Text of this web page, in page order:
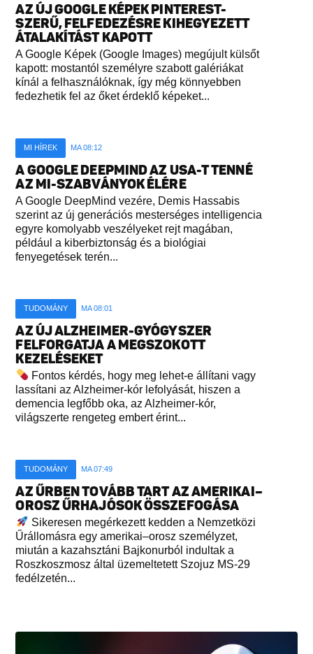
AZ ÚJ GOOGLE KÉPEK PINTEREST-
SZERŰ, FELFEDEZÉSRE KIHEGYEZETT
ÁTALAKÍTÁST KAPOTT
A Google Képek (Google Images) megújult külsőt
kapott: mostantól személyre szabott galériákat
kínál a felhasználóknak, így még könnyebben
fedezhetik fel az őket érdeklő képeket...
MI HÍREK MA 08:12
A GOOGLE DEEPMIND AZ USA-T TENNÉ
AZ MI-SZABVÁNYOK ÉLÉRE
A Google DeepMind vezére, Demis Hassabis
szerint az új generációs mesterséges intelligencia
egyre komolyabb veszélyeket rejt magában,
például a kiberbiztonság és a biológiai
fenyegetések terén...
TUDOMÁNY MA 08:01
AZ ÚJ ALZHEIMER-GYÓGYSZER
FELFORGATJA A MEGSZOKOTT
KEZELÉSEKET
Fontos kérdés, hogy meg lehet-e állítani vagy
lassítani az Alzheimer-kór lefolyását, hiszen a
demencia legfőbb oka, az Alzheimer-kór,
világszerte rengeteg embert érint...
TUDOMÁNY MA 07:49
AZ ŰRBEN TOVÁBB TART AZ AMERIKAI–
OROSZ ŰRHAJÓSOK ÖSSZEFOGÁSA
Sikeresen megérkezett kedden a Nemzetközi
Űrállomásra egy amerikai–orosz személyzet,
miután a kazahsztáni Bajkonurból indultak a
Roszkoszmosz által üzemeltetett Szojuz MS-29
fedélzetén...